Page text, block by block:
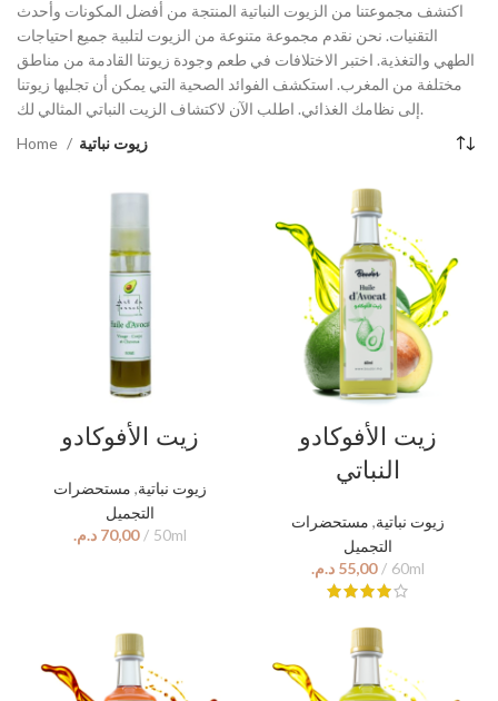
اكتشف مجموعتنا من الزيوت النباتية المنتجة من أفضل المكونات وأحدث
التقنيات. نحن نقدم مجموعة متنوعة من الزيوت لتلبية جميع احتياجات
الطهي والتغذية. اختبر الاختلافات في طعم وجودة زيوتنا القادمة من مناطق
مختلفة من المغرب. استكشف الفوائد الصحية التي يمكن أن تجلبها زيوتنا
إلى نظامك الغذائي. اطلب الآن لاكتشاف الزيت النباتي المثالي لك.
Home
زيوت نباتية
زيت الأفوكادو
زيوت نباتية, مستحضرات
التجميل
د.م.
زيت الأفوكادو
النباتي
زيوت نباتية, مستحضرات
التجميل
د.م.